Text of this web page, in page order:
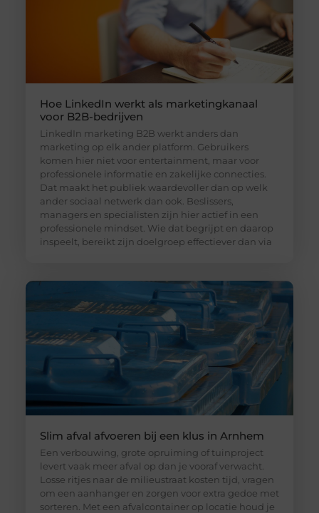
Hoe LinkedIn werkt als marketingkanaal
voor B2B-bedrijven
LinkedIn marketing B2B werkt anders dan
marketing op elk ander platform. Gebruikers
komen hier niet voor entertainment, maar voor
professionele informatie en zakelijke connecties.
Dat maakt het publiek waardevoller dan op welk
ander sociaal netwerk dan ook. Beslissers,
managers en specialisten zijn hier actief in een
professionele mindset. Wie dat begrijpt en daarop
inspeelt, bereikt zijn doelgroep effectiever dan via
Slim afval afvoeren bij een klus in Arnhem
Een verbouwing, grote opruiming of tuinproject
levert vaak meer afval op dan je vooraf verwacht.
Losse ritjes naar de milieustraat kosten tijd, vragen
om een aanhanger en zorgen voor extra gedoe met
sorteren. Met een afvalcontainer op locatie houd je